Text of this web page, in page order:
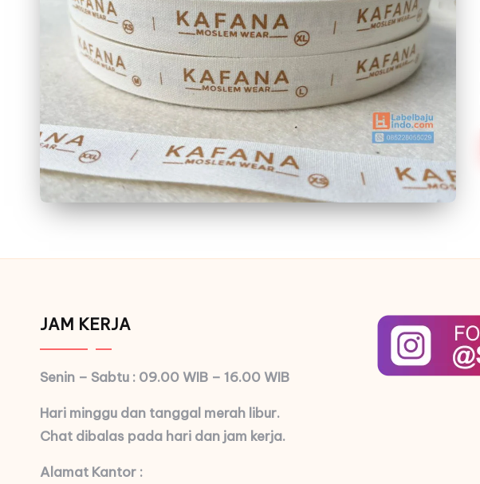
JAM KERJA
Senin – Sabtu : 09.00 WIB – 16.00 WIB
Hari minggu dan tanggal merah libur.
Chat dibalas pada hari dan jam kerja.
Alamat Kantor :